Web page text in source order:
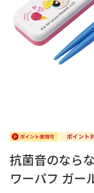
抗菌音のなら
ワーパフ ガー